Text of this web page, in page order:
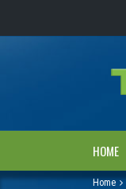
HOME
Home